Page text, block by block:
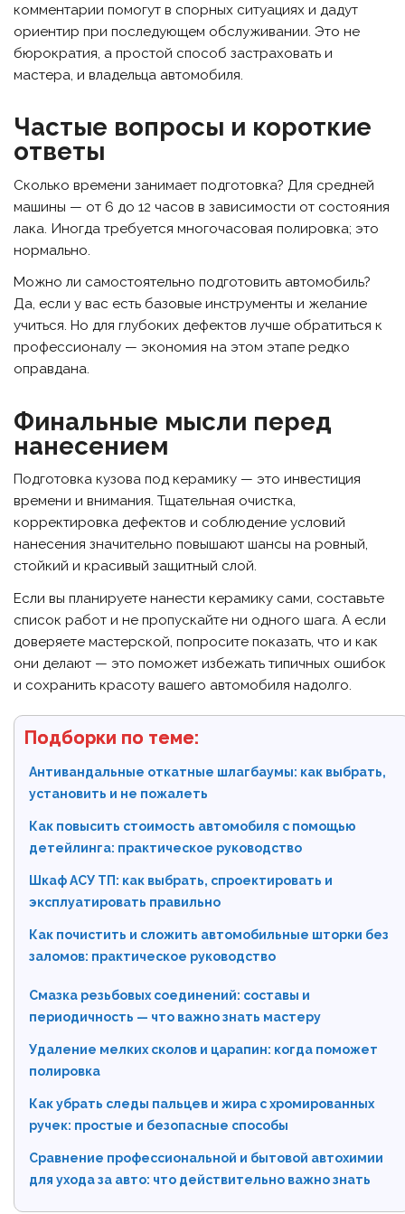
комментарии помогут в спорных ситуациях и дадут
ориентир при последующем обслуживании. Это не
бюрократия, а простой способ застраховать и
мастера, и владельца автомобиля.
Частые вопросы и короткие
ответы
Сколько времени занимает подготовка? Для средней
машины — от 6 до 12 часов в зависимости от состояния
лака. Иногда требуется многочасовая полировка; это
нормально.
Можно ли самостоятельно подготовить автомобиль?
Да, если у вас есть базовые инструменты и желание
учиться. Но для глубоких дефектов лучше обратиться к
профессионалу — экономия на этом этапе редко
оправдана.
Финальные мысли перед
нанесением
Подготовка кузова под керамику — это инвестиция
времени и внимания. Тщательная очистка,
корректировка дефектов и соблюдение условий
нанесения значительно повышают шансы на ровный,
стойкий и красивый защитный слой.
Если вы планируете нанести керамику сами, составьте
список работ и не пропускайте ни одного шага. А если
доверяете мастерской, попросите показать, что и как
они делают — это поможет избежать типичных ошибок
и сохранить красоту вашего автомобиля надолго.
Подборки по теме:
Антивандальные откатные шлагбаумы: как выбрать,
установить и не пожалеть
Как повысить стоимость автомобиля с помощью
детейлинга: практическое руководство
Шкаф АСУ ТП: как выбрать, спроектировать и
эксплуатировать правильно
Как почистить и сложить автомобильные шторки без
заломов: практическое руководство
Смазка резьбовых соединений: составы и
периодичность — что важно знать мастеру
Удаление мелких сколов и царапин: когда поможет
полировка
Как убрать следы пальцев и жира с хромированных
ручек: простые и безопасные способы
Сравнение профессиональной и бытовой автохимии
для ухода за авто: что действительно важно знать